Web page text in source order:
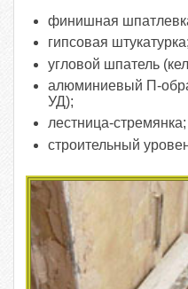
финишная
гипсовая штукатурка;
угловой шпатель
алюминиевый П-
УД);
лестница-стремянка;
строительный